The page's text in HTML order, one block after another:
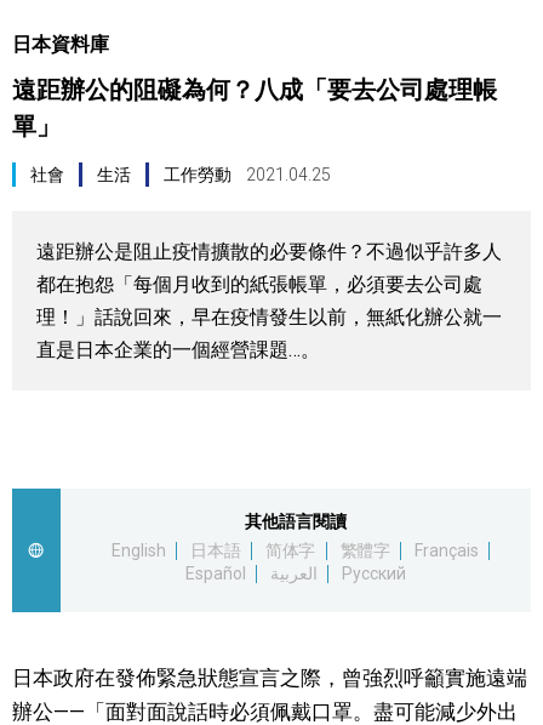
視覺日本
更多
人物訪談
社會
財經
文化
official SNS
日本資料庫
遠距辦公的阻礙為何？八成「要去公司處理帳
單」
社會 生活 工作勞動 2021.04.25
遠距辦公是阻止疫情擴散的必要條件？不過似乎許多人
都在抱怨「每個月收到的紙張帳單，必須要去公司處
理！」話說回來，早在疫情發生以前，無紙化辦公就一
直是日本企業的一個經營課題…。
其他語言閱讀
English
日本語 简体字 繁體字
Français
Español
العربية Русский
日本政府在發佈緊急狀態宣言之際，曾強烈呼籲實施遠端
辦公——「面對面說話時必須佩戴口罩。盡可能減少外出